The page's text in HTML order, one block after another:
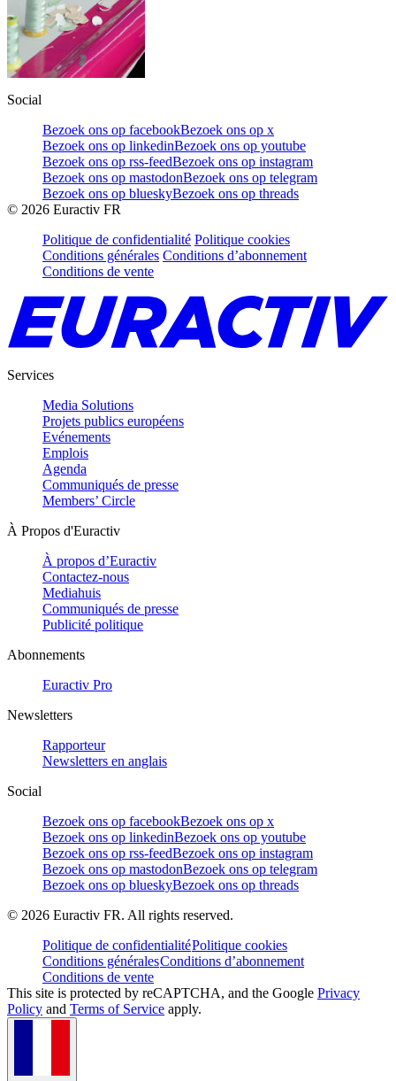
Social
Bezoek ons op facebookBezoek ons op x
Bezoek ons op linkedinBezoek ons op youtube
Bezoek ons op rss-feedBezoek ons op instagram
Bezoek ons op mastodonBezoek ons op telegram
Bezoek ons op blueskyBezoek ons op threads
© 2026 Euractiv FR
Politique de confidentialité Politique cookies
Conditions générales Conditions d’abonnement
Conditions de vente
Services
Media Solutions
Projets publics européens
Evénements
Emplois
Agenda
Communiqués de presse
Members’ Circle
À Propos d'Euractiv
À propos d’Euractiv
Contactez-nous
Mediahuis
Communiqués de presse
Publicité politique
Abonnements
Euractiv Pro
Newsletters
Rapporteur
Newsletters en anglais
Social
Bezoek ons op facebookBezoek ons op x
Bezoek ons op linkedinBezoek ons op youtube
Bezoek ons op rss-feedBezoek ons op instagram
Bezoek ons op mastodonBezoek ons op telegram
Bezoek ons op blueskyBezoek ons op threads
© 2026 Euractiv FR. All rights reserved.
Politique de confidentialitéPolitique cookies
Conditions généralesConditions d’abonnement
Conditions de vente
This site is protected by reCAPTCHA, and the Google Privacy
Policy and Terms of Service apply.